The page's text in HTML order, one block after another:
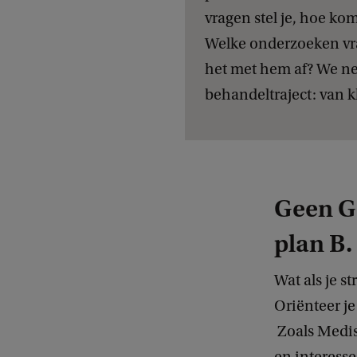
vragen stel je, hoe
Welke onderzoeken
het met hem af? We
behandeltraject: van
Geen
plan B.
Wat als je
Oriënteer
Zoals